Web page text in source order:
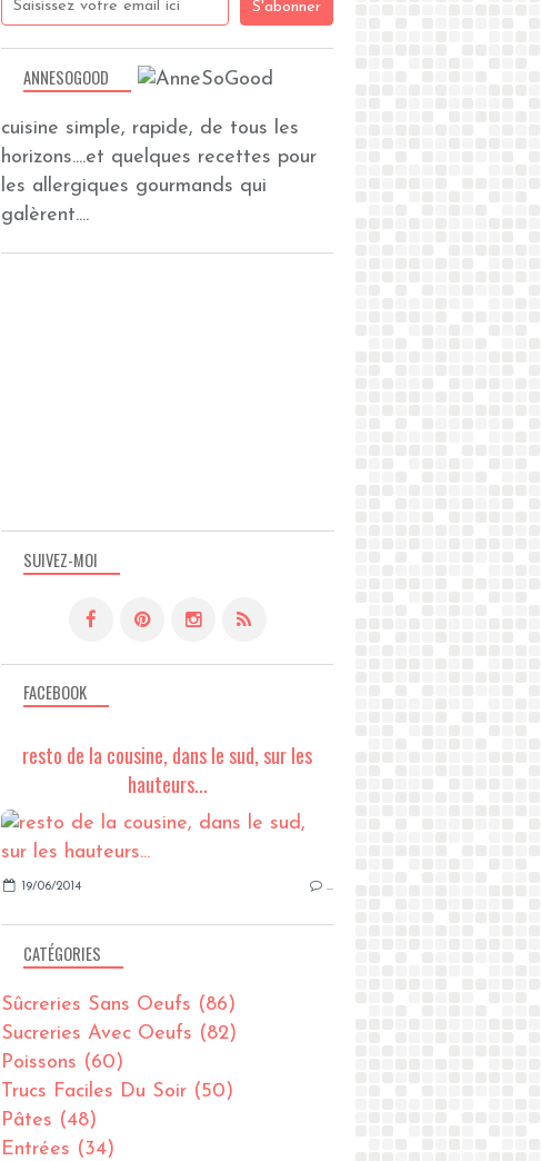
SUIVEZ-MOI
ANNESOGOOD
cuisine simple, rapide, de tous les
horizons....et quelques recettes pour
les allergiques gourmands qui
galèrent....
FACEBOOK
resto de la cousine, dans le sud, sur les
hauteurs...
19/06/2014 …
CATÉGORIES
Sûcreries Sans Oeufs (86)
Sucreries Avec Oeufs (82)
Poissons (60)
Trucs Faciles Du Soir (50)
Pâtes (48)
Entrées (34)